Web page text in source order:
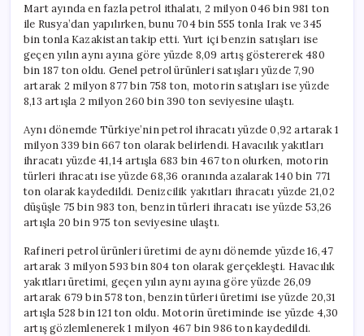
Mart ayında en fazla petrol ithalatı, 2 milyon 046 bin 981 ton
ile Rusya’dan yapılırken, bunu 704 bin 555 tonla Irak ve 345
bin tonla Kazakistan takip etti. Yurt içi benzin satışları ise
geçen yılın aynı ayına göre yüzde 8,09 artış göstererek 480
bin 187 ton oldu. Genel petrol ürünleri satışları yüzde 7,90
artarak 2 milyon 877 bin 758 ton, motorin satışları ise yüzde
8,13 artışla 2 milyon 260 bin 390 ton seviyesine ulaştı.
Aynı dönemde Türkiye’nin petrol ihracatı yüzde 0,92 artarak 1
milyon 339 bin 667 ton olarak belirlendi. Havacılık yakıtları
ihracatı yüzde 41,14 artışla 683 bin 467 ton olurken, motorin
türleri ihracatı ise yüzde 68,36 oranında azalarak 140 bin 771
ton olarak kaydedildi. Denizcilik yakıtları ihracatı yüzde 21,02
düşüşle 75 bin 983 ton, benzin türleri ihracatı ise yüzde 53,26
artışla 20 bin 975 ton seviyesine ulaştı.
Rafineri petrol ürünleri üretimi de aynı dönemde yüzde 16,47
artarak 3 milyon 593 bin 804 ton olarak gerçekleşti. Havacılık
yakıtları üretimi, geçen yılın aynı ayına göre yüzde 26,09
artarak 679 bin 578 ton, benzin türleri üretimi ise yüzde 20,31
artışla 528 bin 121 ton oldu. Motorin üretiminde ise yüzde 4,30
artış gözlemlenerek 1 milyon 467 bin 986 ton kaydedildi.